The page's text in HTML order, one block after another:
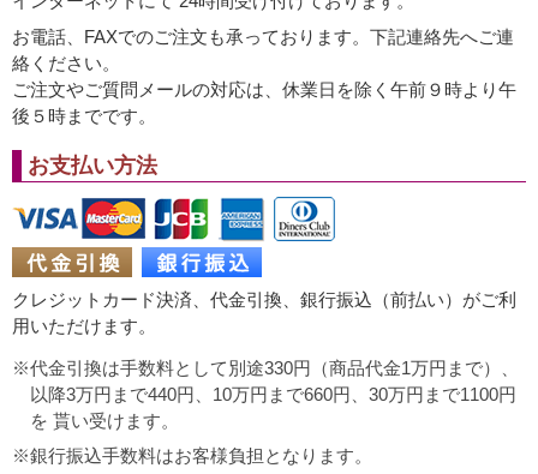
お電話、FAXでのご注文も承っております。下記連絡先へご連
絡ください。
ご注文やご質問メールの対応は、休業日を除く午前９時より午
後５時までです。
お支払い方法
クレジットカード決済、代金引換、銀行振込（前払い）がご利
用いただけます。
代金引換は手数料として別途330円（商品代金1万円まで）、
以降3万円まで440円、10万円まで660円、30万円まで1100円
を 貰い受けます。
銀行振込手数料はお客様負担となります。